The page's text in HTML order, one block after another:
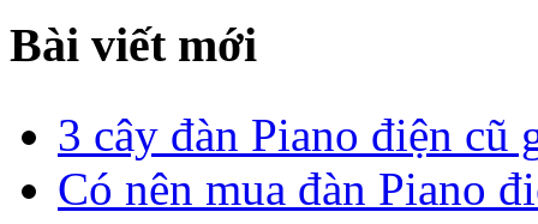
Bài viết mới
3 cây đàn Piano điện cũ
Có nên mua đàn Piano